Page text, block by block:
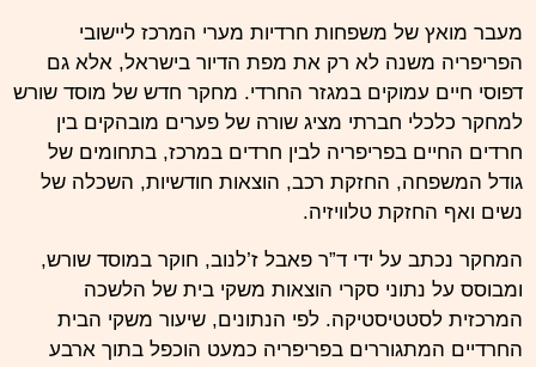
מעבר מואץ של משפחות חרדיות מערי המרכז ליישובי
הפריפריה משנה לא רק את מפת הדיור בישראל, אלא גם
דפוסי חיים עמוקים במגזר החרדי. מחקר חדש של מוסד שורש
למחקר כלכלי חברתי מציג שורה של פערים מובהקים בין
חרדים החיים בפריפריה לבין חרדים במרכז, בתחומים של
גודל המשפחה, החזקת רכב, הוצאות חודשיות, השכלה של
נשים ואף החזקת טלוויזיה.
המחקר נכתב על ידי ד”ר פאבל ז’לנוב, חוקר במוסדשורש,
ומבוסס על נתוני סקרי הוצאות משקי בית של הלשכה
המרכזית לסטטיסטיקה. לפי הנתונים, שיעור משקי הבית
החרדיים המתגוררים בפריפריה כמעט הוכפל בתוך ארבע